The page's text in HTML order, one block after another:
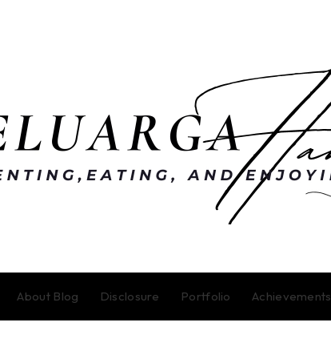
About Blog Disclosure Portfolio Achievements